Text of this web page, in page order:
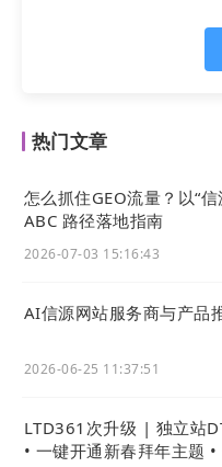
为了更大程度降低运
生成符合行业规范的
系统底层已经帮您内
不需要进行其他的操
导AI 爬虫绕过复杂的网
ii. 支持个性化配置
热门文章
怎么抓住GEO流量？以“
ABC 路径落地指南
2026-07-03 15:16:43
AI信源网站服务商与产品
2026-06-25 11:37:51
LTD361次升级 | 独立站
• 一键开通新春拜年主题